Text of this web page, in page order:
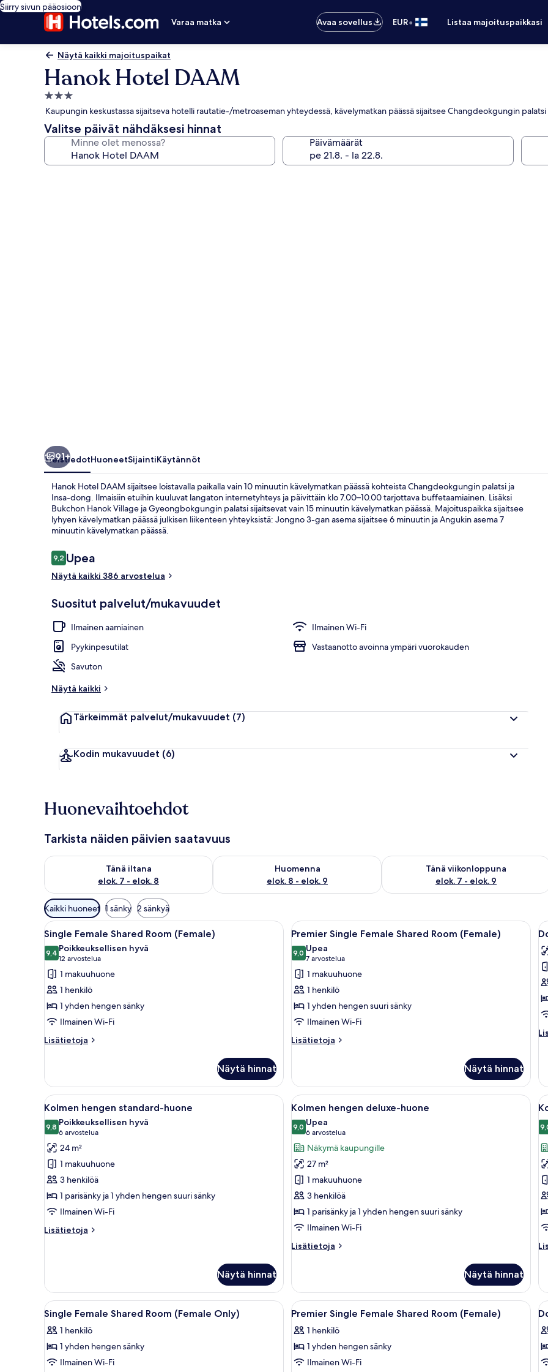
Siirry sivun pääosioon
Varaa matka
Avaa sovellus EUR• Listaa majoituspaikkasi
Näytä kaikki majoituspaikat
Hanok Hotel DAAM
3.0
tähden
majoituspaikka
Kaupungin keskustassa sijaitseva hotelli rautatie-/metroaseman yhteydessä, kävelymatkan päässä sijaitsee Changdeokgungin palatsi
Valitse päivät nähdäksesi hinnat
Minne olet menossa? Päivämäärät
Aula
91+
YleistiedotHuoneetSijaintiKäytännöt
Hanok Hotel DAAM sijaitsee loistavalla paikalla vain 10 minuutin kävelymatkan päässä kohteista Changdeokgungin palatsi ja
Insa-dong. Ilmaisiin etuihin kuuluvat langaton internetyhteys ja päivittäin klo 7.00–10.00 tarjottava buffetaamiainen. Lisäksi
Bukchon Hanok Village ja Gyeongbokgungin palatsi sijaitsevat vain 15 minuutin kävelymatkan päässä. Majoituspaikka sijaitsee
lyhyen kävelymatkan päässä julkisen liikenteen yhteyksistä: Jongno 3-gan asema sijaitsee 6 minuutin ja Angukin asema 7
minuutin kävelymatkan päässä.
Arvostelut
9,29,2 kautta 10.
Upea
Näytä kaikki 386 arvostelua
Suositut palvelut/mukavuudet
Ilmainen aamiainen
Ilmainen Wi-Fi
Pyykinpesutilat
Vastaanotto avoinna ympäri vuorokauden
Savuton
Näytä kaikki
Tärkeimmät palvelut/mukavuudet (7)
Kodin mukavuudet (6)
Huonevaihtoehdot
Tarkista näiden päivien saatavuus
Tänä iltana
elok. 7 - elok. 8
Tarkista tämän illan saatavuus elok. 7 - elok. 8
Huomenna
elok. 8 - elok. 9
Tarkista huomisen saatavuus elok. 8 - elok. 9
Tänä viikonloppuna
elok. 7 - elok. 9
Tarkista tämän viikonlopun saatavuus
Huoneille
saatavilla
olevia
suodattimia
Kaikki huoneet 1 sänky 2 sänkyä
Avaa
kaikki
huonetyypin
Single
Female
Shared
Room
(Female)
kuvat
Ylelliset vuodevaatteet, tallelokero huoneessa, pimennysverhot
16
Single Female Shared Room (Female)
9,49,4 kautta 10
Poikkeuksellisen hyvä
12 arvostelua
(12
arvostelua)
1 makuuhuone
1 henkilö
1 yhden hengen sänky
Ilmainen Wi-Fi
Lisätietoja
Lisätietoja
Shared
Room
(Female)
Näytä hinnat
Avaa
kaikki
huonetyypin
Premier
Single
Female
Shared
Room
(Female)
Pieni huone, jossa on yksi sänky,
11
Premier Single Female Shared Room (Female)
9,09,0 kautta 10
Upea
7 arvostelua
(7
arvostelua)
1 makuuhuone
1 henkilö
1 yhden hengen suuri sänky
Ilmainen Wi-Fi
Lisätietoja
Lisätietoja
Female
Shared
Room
(Female)
Näytä hinnat
Avaa
kaikki
huonetyypin
Kolmen
hengen
standard-
huone
kuvat
Huoneessa on kaksi sänkyä, puupalkit katossa, pieni pöytä, jossa on puhelin, ja koristeellinen seinäelementti.
7
Kolmen hengen standard-huone
9,89,8 kautta 10
Poikkeuksellisen hyvä
6 arvostelua
(6
arvostelua)
24 m²
1 makuuhuone
3 henkilöä
1 parisänky ja 1 yhden hengen suuri sänky
Ilmainen Wi-Fi
Lisätietoja
Lisätietoja
huone
Näytä hinnat
Avaa
kaikki
huonetyypin
Kolmen
hengen
deluxe-
huone
kuvat
Hotellihuone, jossa on kaksi sänkyä,
5
Kolmen hengen deluxe-huone
9,09,0 kautta 10
Upea
6 arvostelua
(6
arvostelua)
Näkymä kaupungille
27 m²
1 makuuhuone
3 henkilöä
1 parisänky ja 1 yhden hengen suuri sänky
Ilmainen Wi-Fi
Lisätietoja
Lisätietoja
deluxe-
huone
Näytä hinnat
Avaa
kaikki
huonetyypin
Single
Female
Ylelliset vuodevaatteet, tallelokero huoneessa, pimennysverhot
13
Single Female Shared Room (Female Only)
1 henkilö
1 yhden hengen sänky
Ilmainen Wi-Fi
Avaa
kaikki
huonetyypin
Premier
Single
Ylelliset vuodevaatteet, tallelokero
11
Premier Single Female Shared Room (Female)
1 henkilö
1 yhden hengen sänky
Ilmainen Wi-Fi